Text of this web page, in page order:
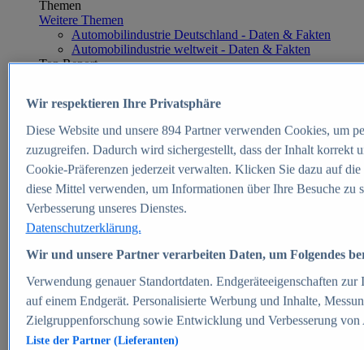
Themen
Weitere Themen
Automobilindustrie Deutschland - Daten & Fakten
Automobilindustrie weltweit - Daten & Fakten
Top Report
Zum Report
E-commerce
Beliebte Statistiken
Aktuelle Statistiken
E-Commerce - Entwicklung des Umsatzes in
Deutschland 1999-2025
Umsatz von Amazon in Deutschland und weltweit
2010-2025
B2C-E-Commerce: Top-50 Online Shops in
Deutschland 2024
Marktanteile von Online-Zahlungsverfahren in
Deutschland 2024
Umsatzstarke Warengruppen im Online-Handel in
Deutschland 2023-2025
Wir respektieren Ihre Privatsphäre
Diese Website und unsere 894Partner verwenden Cookies, um
zuzugreifen. Dadurch wird sichergestellt, dass der Inhalt korrekt
Cookie-Präferenzen jederzeit verwalten. Klicken Sie dazu auf
diese Mittel verwenden, um Informationen über Ihre Besuche
Verbesserung unseres Dienstes.
Datenschutzerklärung.
Wir und unsere Partner verarbeiten Daten, um Folgendes
Verwendung genauer Standortdaten. Endgeräteeigenschaften
auf einem Endgerät. Personalisierte Werbung und Inhalte,
Zielgruppenforschung sowie Entwicklung und Verbesserung von
Liste der Partner (Lieferanten)